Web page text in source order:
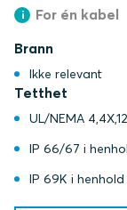
For én kabel
Brann
Ikke relevant
Tetthet
UL/NEMA
IP 66/67 i
IP 69K i